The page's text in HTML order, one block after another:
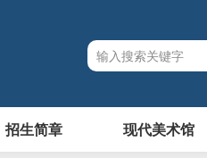
招生简章 现代美术馆